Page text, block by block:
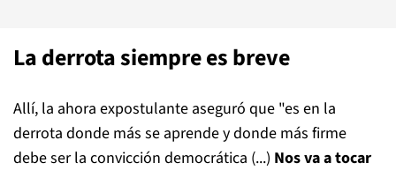
La derrota siempre es breve
Allí, la ahora expostulante aseguró que "es en la
derrota donde más se aprende y donde más firme
debe ser la convicción democrática (...) Nos va a tocar